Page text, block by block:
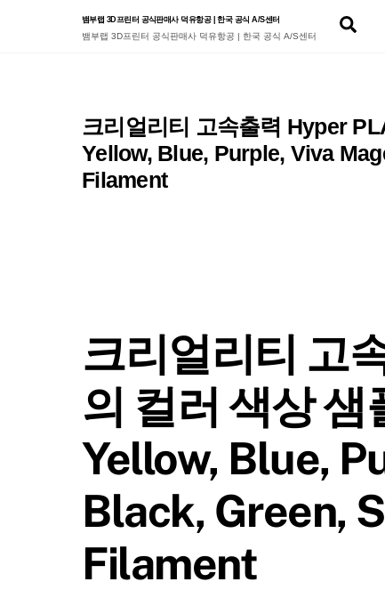
뱀부랩 3D프린터 공식판매사 덕유항공 | 한국 공식 A/S센터
뱀부랩 3D프린터 공식판매사 덕유항공 | 한국 공식 A/S센터
크리얼리티 고속출력 Hyper
Yellow, Blue, Purple, Viva
Filament
크리얼리티 고
의 컬러 색상
Yellow, Blue,
Black, Green,
Filament